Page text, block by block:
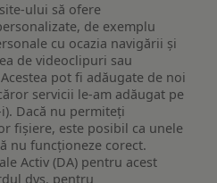
ului să ofere
de exemplu
cu ocazia navigării și
de videoclipuri sau
pot fi adăugate de noi
servicii le-am adăugat pe
Dacă nu permiteți
fișiere, este posibil ca unele
nu funcționeze corect.
Activ (DA) pentru acest
dvs. pentru